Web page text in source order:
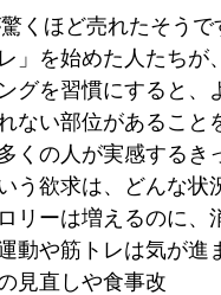
くほど売れたそう
」を始めた人たち
グを習慣にすると
ない部位があるこ
くの人が実感する
う欲求は、どんな
リーは増えるのに
動や筋トレは気が進
見直しや食事改